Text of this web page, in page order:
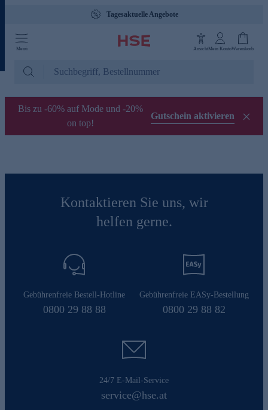
Tagesaktuelle Angebote
Menü AnsichtMein KontoWarenkorb
Bis zu -60% auf Mode und -20%
on top!
Gutschein aktivieren
Kontaktieren Sie uns, wir
helfen gerne.
Gebührenfreie Bestell-Hotline
0800 29 88 88
Gebührenfreie EASy-Bestellung
0800 29 88 82
24/7 E-Mail-Service
service@hse.at